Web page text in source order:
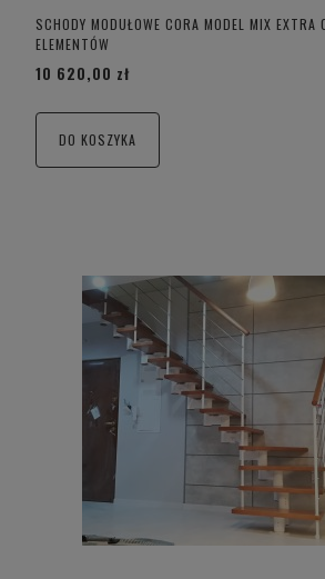
SCHODY MODUŁOWE CORA MODEL MIX
ELEMENTÓW
10 620,00 zł
DO KOSZYKA